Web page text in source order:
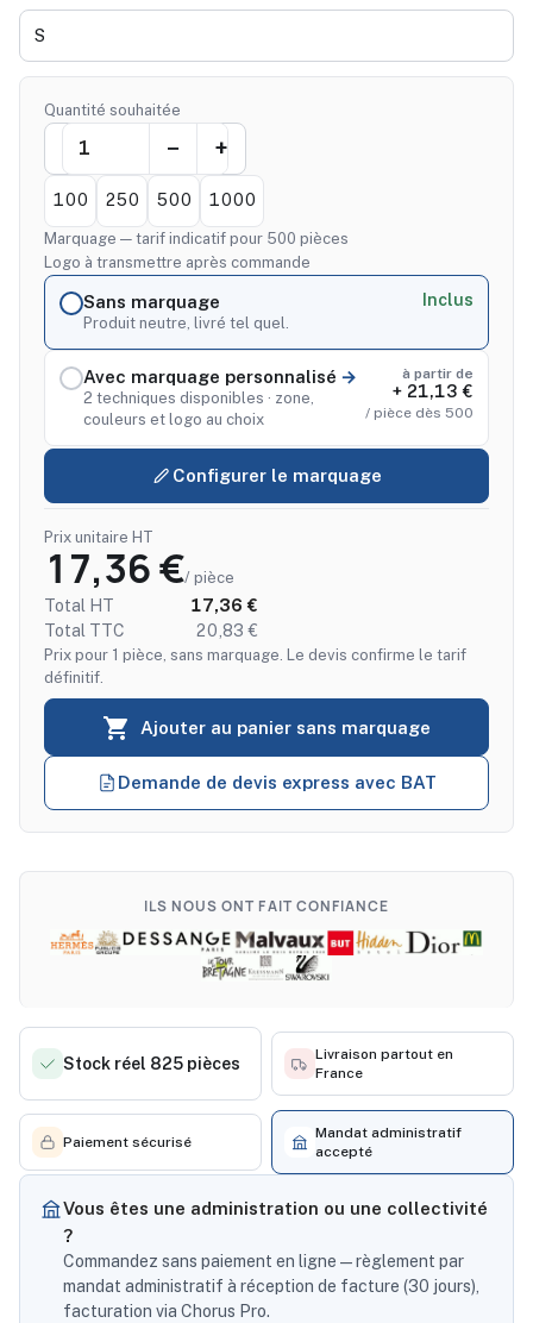
Quantité souhaitée
100 250 500 1000
Marquage — tarif indicatif pour 500 pièces
Logo à transmettre après commande
Sans marquage
Produit neutre, livré tel quel.
Inclus
Avec marquage personnalisé
2 techniques disponibles · zone,
couleurs et logo au choix
à partir de
+ 21,13 €
/ pièce dès 500
Configurer le marquage
Prix unitaire HT
17,36 €/ pièce
Total HT
17,36 €
Total TTC
20,83 €
Prix pour 1 pièce, sans marquage. Le devis confirme le tarif
définitif.
 Ajouter au panier sans marquage
Demande de devis express avec BAT
ILS NOUS ONT FAIT CONFIANCE
Stock réel 825 pièces
Livraison partout en
France
Paiement sécurisé
Mandat administratif
accepté
Vous êtes une administration ou une collectivité
?
Commandez sans paiement en ligne — règlement par
mandat administratif à réception de facture (30 jours),
facturation via Chorus Pro.